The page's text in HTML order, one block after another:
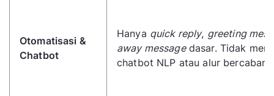
Otomatisasi &
Chatbot
Hanya quick reply, greeting
away messagedasar. Tidak
chatbot NLP atau alur